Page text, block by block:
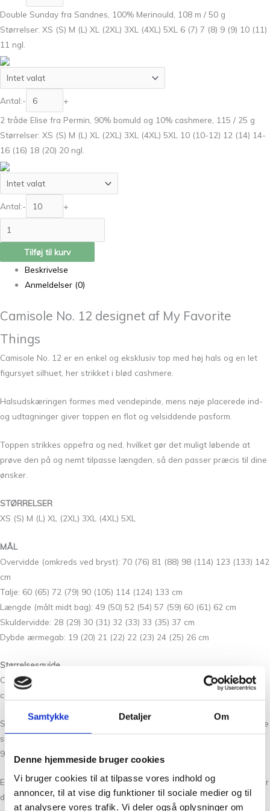
Samtykke Detaljer Om
Denne hjemmeside bruger cookies
Vi bruger cookies til at tilpasse vores indhold og
annoncer, til at vise dig funktioner til sociale medier og til
at analysere vores trafik. Vi deler også oplysninger om
Double Sunday fra Sandnes, 100% Merinould, 108 m / 50 g
Størrelser: XS (S) M (L) XL (2XL) 3XL (4XL) 5XL 6 (7) 7 (8) 9 (9) 10 (11)
11 ngl.
Antal:-
+
2 tråde Elise fra Permin, 90% bomuld og 10% cashmere, 115 / 25 g
Størrelser: XS (S) M (L) XL (2XL) 3XL (4XL) 5XL 10 (10-12) 12 (14) 14-
16 (16) 18 (20) 20 ngl.
Antal:- +
Tilføj til kurv
Beskrivelse
Anmeldelser (0)
Camisole No. 12 designet af My Favorite
Things
Camisole No. 12 er en enkel og eksklusiv top med høj hals og en let
figursyet silhuet, her strikket i blød cashmere.
Halsudskæringen formes med vendepinde, mens nøje placerede ind-
og udtagninger giver toppen en flot og velsiddende pasform.
Toppen strikkes oppefra og ned, hvilket gør det muligt løbende at
prøve den på og nemt tilpasse længden, så den passer præcis til dine
ønsker.
STØRRELSER
XS (S) M (L) XL (2XL) 3XL (4XL) 5XL
MÅL
Overvidde (omkreds ved bryst): 70 (76) 81 (88) 98 (114) 123 (133) 142
cm
Talje: 60 (65) 72 (79) 90 (105) 114 (124) 133 cm
Længde (målt midt bag): 49 (50) 52 (54) 57 (59) 60 (61) 62 cm
Skuldervidde: 28 (29) 30 (31) 32 (33) 33 (35) 37 cm
Dybde ærmegab: 19 (20) 21 (22) 22 (23) 24 (25) 26 cm
Størrelsesguide
Camisole No. 12 har kropsnær pasform. Beregn et negative ease på
ca. 8-10 cm.
Størrelserne XS (S) M (L) XL (2XL) 3XL (4XL) 5XL svarer til europæiske
standardstørrelser og passer et brystmål på omtrent 80-85 (85-90)
90-95 (95-100) 100-110 (110-120) 120-130 (130-140) 140-150 cm.
Eksempel: Du måler 86 cm om brystet – 8-10 cm = 76-78 cm. Altså bør
du strikke en str. S med en overvidde på 76 cm. Ligger du mellem to